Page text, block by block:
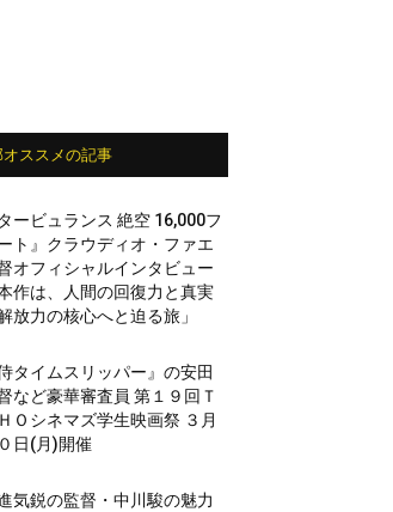
オススメの記事
タービュランス 絶空 16,000フ
ト』クラウディオ・ファエ
オフィシャルインタビュー
本作は、人間の回復力と真実
放力の核心へと迫る旅」
侍タイムスリッパー』の安田
など豪華審査員 第１９回Ｔ
Ｏシネマズ学生映画祭 ３月
日(月)開催
気鋭の監督・中川駿の魅力